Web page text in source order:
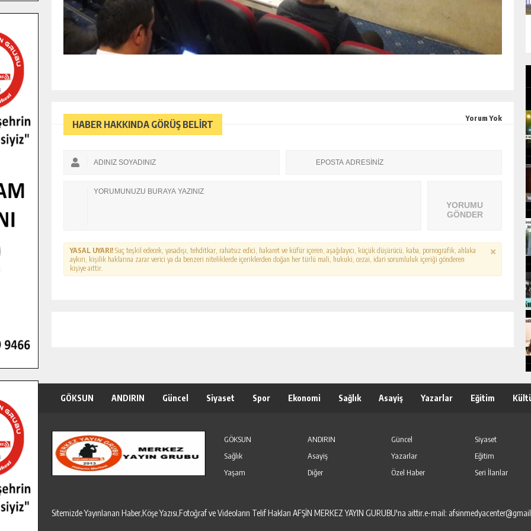
HABER HAKKINDA GÖRÜŞ BELİRT
Yorum Yok
YORUMU
GÖNDER
YASAL UYARI! Suç teşkil edecek, yasadışı, tehditkar, rahatsız edici, hakaret ve küfür içeren, aşağılayıcı, küçük düşürücü, kaba, pornografik, ahlaka
aykırı, kişilik haklarına zarar verici ya da benzeri niteliklerde içeriklerden doğan her türlü mali, hukuki, cezai, idari sorumluluk içeriği gönderen
kişiye aittir.
GÖKSUN ANDIRIN Güncel Siyaset Spor Ekonomi Sağlık Asayiş Yazarlar Eğitim
GÖKSUN ANDIRIN Güncel Siyaset
Sağlık
Asayiş Yazarlar Eğitim
Yaşam
Diğer Özel Haber Seri İlanlar
Sitemizde Yayınlanan Haber,Köşe Yazısı,Fotoğraf ve Videoların Telif Hakları AFŞİN MERKEZ YAYIN GURUBU'na aittir.e-mail: